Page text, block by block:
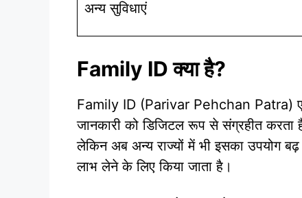
अन्य सुविधाएं
Family ID क्या है?
Family ID (Parivar Pehchan Patra)
जानकारी को डिजिटल रूप से संग्रहीत
लेकिन अब अन्य राज्यों में भी इसका उपयोग
लाभ लेने के लिए किया जाता है।